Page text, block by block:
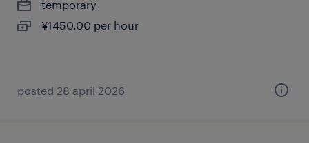
temporary
¥1450.00 per hour
posted 28 april 2026